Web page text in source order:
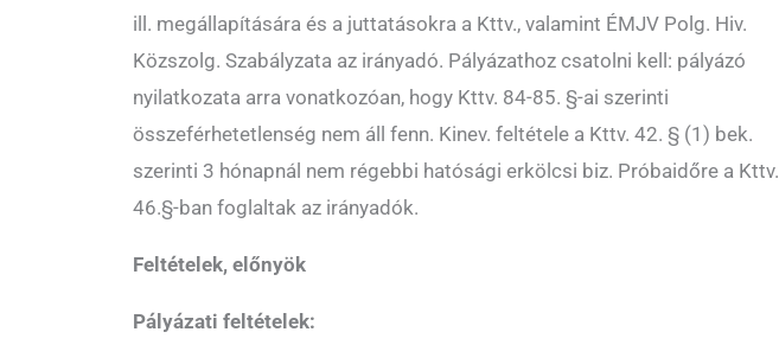
ill. megállapítására és a juttatásokra a Kttv., valamint ÉMJV Polg. Hiv.
Közszolg. Szabályzata az irányadó. Pályázathoz csatolni kell: pályázó
nyilatkozata arra vonatkozóan, hogy Kttv. 84-85. §-ai szerinti
összeférhetetlenség nem áll fenn. Kinev. feltétele a Kttv. 42. § (1) bek.
szerinti 3 hónapnál nem régebbi hatósági erkölcsi biz. Próbaidőre a Kttv.
46.§-ban foglaltak az irányadók.
Feltételek, előnyök
Pályázati feltételek: